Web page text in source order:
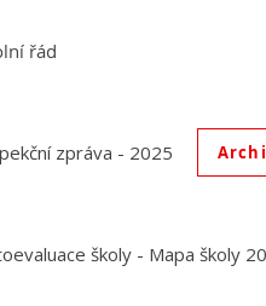
řád
zpráva - 2025
školy - Mapa školy